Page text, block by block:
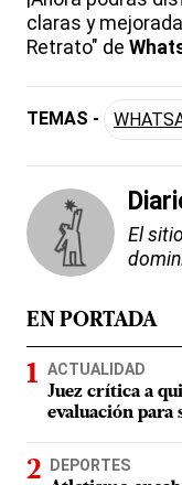
claras y
Retrato" de
TEMAS -
El
EN PORTADA
ACTUALIDAD
Juez crítica a
evaluación para
DEPORTES